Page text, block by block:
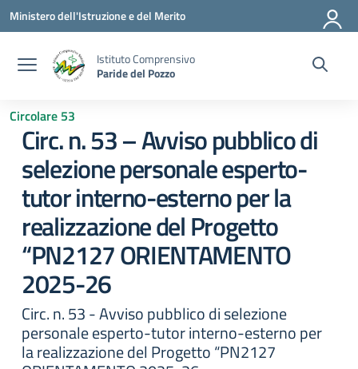
Vai ai contenuti
Vai al menu di navigazione
Vai al footer
Ministero dell'Istruzione e del Merito
Istituto Comprensivo
Paride del Pozzo
Circolare 53
Circ. n. 53 – Avviso pubblico di
selezione personale esperto-
tutor interno-esterno per la
realizzazione del Progetto
“PN2127 ORIENTAMENTO
2025-26
Circ. n. 53 - Avviso pubblico di selezione
personale esperto-tutor interno-esterno per
la realizzazione del Progetto “PN2127